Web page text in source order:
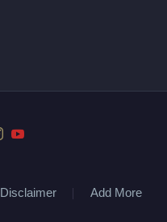
Disclaimer Add More